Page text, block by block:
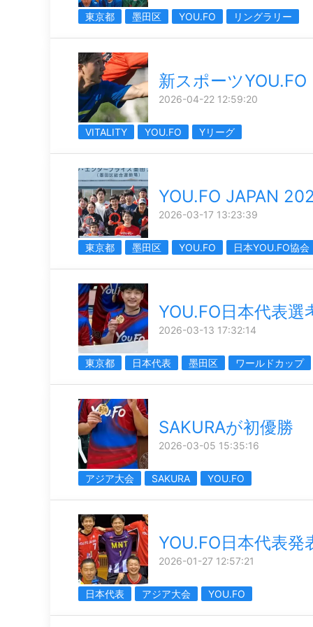
東京都 墨田区 YOU.FO リングラリー
新スポーツYOU.FO
2026-04-22 12:59:20
VITALITY YOU.FO Yリーグ
YOU.FO JAPAN
2026-03-17 13:23:39
東京都 墨田区 YOU.FO 日本YOU.FO協会
YOU.FO日本代表選
2026-03-13 17:32:14
東京都 日本代表 墨田区 ワールドカップ
SAKURAが初優勝
2026-03-05 15:35:16
アジア大会 SAKURA YOU.FO
YOU.FO日本代表発
2026-01-27 12:57:21
日本代表 アジア大会 YOU.FO